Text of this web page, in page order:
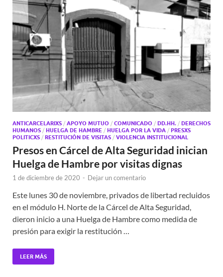
ANTICARCELARIXS / APOYO MUTUO / COMUNICADO / DD.HH. / DERECHOS
HUMANOS / HUELGA DE HAMBRE / HUELGA POR LA VIDA / PRESXS
POLITICXS / RESTITUCIÓN DE VISITAS / VIOLENCIA INSTITUCIONAL
Presos en Cárcel de Alta Seguridad inician
Huelga de Hambre por visitas dignas
1 de diciembre de 2020 - Dejar un comentario
Este lunes 30 de noviembre, privados de libertad recluidos
en el módulo H. Norte de la Cárcel de Alta Seguridad,
dieron inicio a una Huelga de Hambre como medida de
presión para exigir la restitución …
LEER MÁS